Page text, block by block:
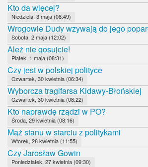
Kto da więcej?
Niedziela, 3 maja (08:49)
Wrogowie Dudy wzywają do jego
Sobota, 2 maja (12:02)
Ależ nie gosujcie!
Piątek, 1 maja (08:31)
Czy jest w polskiej polityce
Czwartek, 30 kwietnia (06:34)
Wyborcza tragifarsa Kidawy-Błońskiej
Czwartek, 30 kwietnia (08:22)
Kto naprawdę rządzi w PO?
Środa, 29 kwietnia (08:16)
Mąż stanu w starciu z politykami
Wtorek, 28 kwietnia (11:55)
Czy Jarosław Gowin
Poniedziałek, 27 kwietnia (09:30)